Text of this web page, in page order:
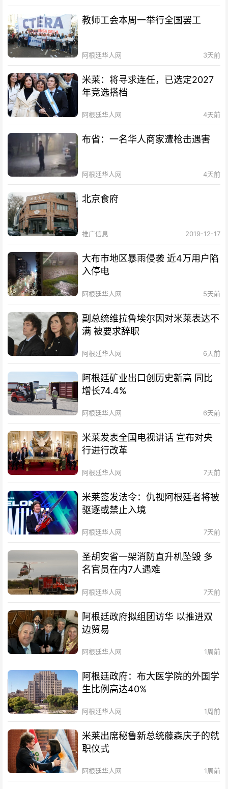
教师工会本周一举行全国罢工
阿根廷华人网 3天前
米莱：将寻求连任，已选定2027
年竞选搭档
阿根廷华人网 4天前
布省：一名华人商家遭枪击遇害
阿根廷华人网 4天前
北京食府
推广信息 2019-12-17
大布市地区暴雨侵袭 近4万用户陷
入停电
阿根廷华人网 5天前
副总统维拉鲁埃尔因对米莱表达不
满 被要求辞职
阿根廷华人网 6天前
阿根廷矿业出口创历史新高 同比
增长74.4%
阿根廷华人网 6天前
米莱发表全国电视讲话 宣布对央
行进行改革
阿根廷华人网 7天前
米莱签发法令：仇视阿根廷者将被
驱逐或禁止入境
阿根廷华人网 7天前
圣胡安省一架消防直升机坠毁 多
名官员在内7人遇难
阿根廷华人网 7天前
阿根廷政府拟组团访华 以推进双
边贸易
阿根廷华人网 1周前
阿根廷政府：布大医学院的外国学
生比例高达40%
阿根廷华人网 1周前
米莱出席秘鲁新总统藤森庆子的就
职仪式
阿根廷华人网 1周前